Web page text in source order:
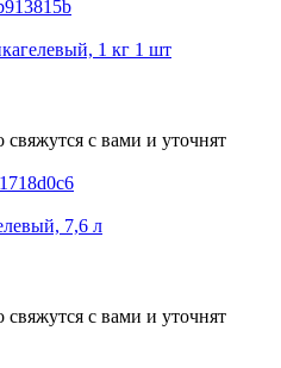
1 кг 1 шт
с вами и уточнят
7,6 л
с вами и уточнят